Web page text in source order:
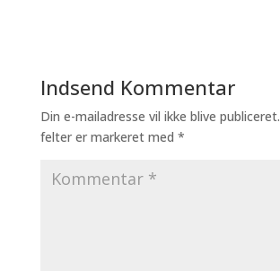
Indsend Kommentar
Din e-mailadresse vil ikke blive publiceret.
felter er markeret med *